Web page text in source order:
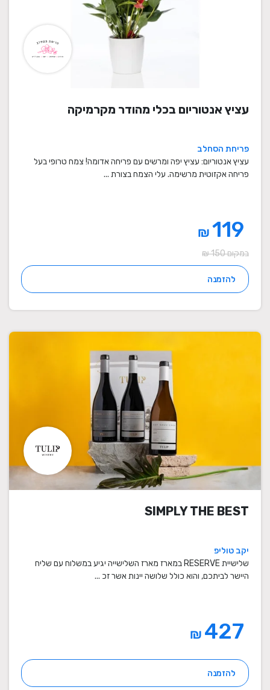
עציץ אנטוריום בכלי מהודר מקרמיקה
פריחת הסחלב
עציץ אנטוריום: עציץ יפה ומרשים עם פריחה אדומה! צמח טרופי בעל
פריחה אקזוטית מרשימה. עלי הצמח בצורת ...
₪
במקום 150 ₪
להזמנה
SIMPLY THE BEST
יקב טוליפ
שלישיית RESERVE במארז מארז השלישייה יגיע במשלוח עם שליח
היישר לביתכם, והוא כולל שלושה יינות אשר זכ ...
₪
להזמנה